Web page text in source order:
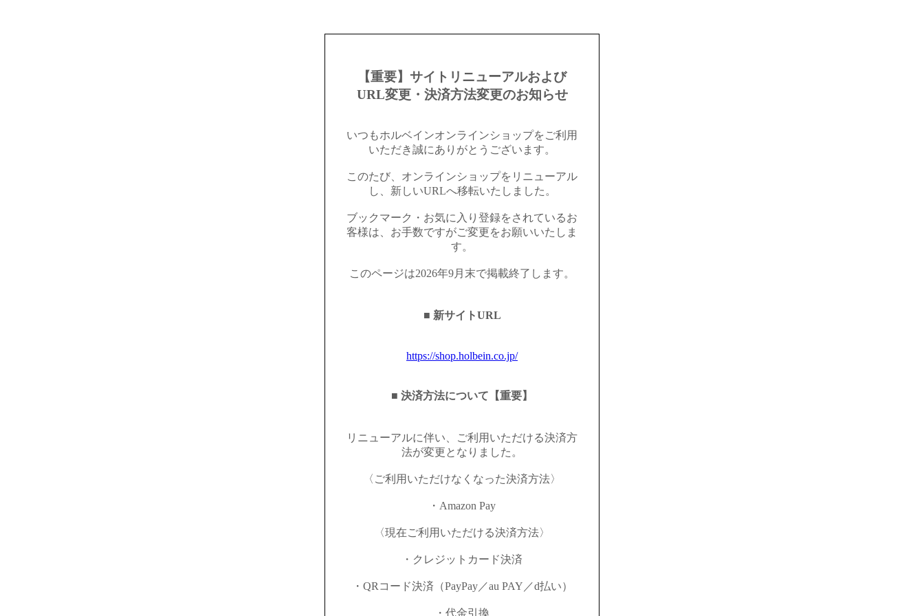
【重要】サイトリニューアルおよび
URL変更・決済方法変更のお知らせ
いつもホルベインオンラインショップをご利用
いただき誠にありがとうございます。
このたび、オンラインショップをリニューアル
し、新しいURLへ移転いたしました。
ブックマーク・お気に入り登録をされているお
客様は、お手数ですがご変更をお願いいたしま
す。
このページは2026年9月末で掲載終了します。
■ 新サイトURL
https://shop.holbein.co.jp/
■ 決済方法について【重要】
リニューアルに伴い、ご利用いただける決済方
法が変更となりました。
〈ご利用いただけなくなった決済方法〉
・Amazon Pay
〈現在ご利用いただける決済方法〉
・クレジットカード決済
・QRコード決済（PayPay／au PAY／d払い）
・代金引換